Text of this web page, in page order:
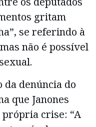
gritam
se referindo à
não é possível
da denúncia do
que Janones
própria crise: “A